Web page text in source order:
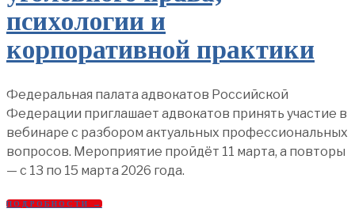
психологии и
корпоративной практики
Федеральная палата адвокатов Российской
Федерации приглашает адвокатов принять участие в
вебинаре с разбором актуальных профессиональных
вопросов. Мероприятие пройдёт 11 марта, а повторы
— с 13 по 15 марта 2026 года.
ПОДРОБНОСТИ →